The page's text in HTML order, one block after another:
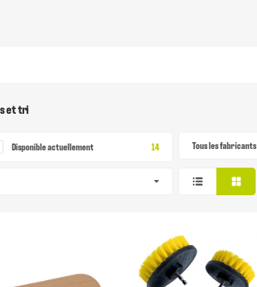
et tri
Disponible actuellement 14Article Trouv?Tous les fabricants